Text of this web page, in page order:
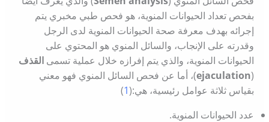
بفحص تعداد الحيوانات المنوية، هو فحص طبي مخبري يتم
إجرائه بهدف معرفة صحة الحيوانات المنوية لدى الرجل
وقدرته على الإنجاب، والسائل المنوي هو المحتوي على
الحيوانات المنوية، والذي يتم إفرازه خلال عملية تسمى القذف
(
ejaculation)، أما عن فحص السائل المنوي فهو معني
بقياس ثلاثة عوامل رئيسية، هي:(1
)
عدد الحيوانات المنوية.